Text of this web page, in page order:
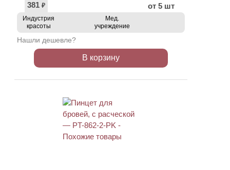
381 ₽ от 5 шт
Индустрия
красоты
Мед.
учреждение
Нашли дешевле?
В корзину